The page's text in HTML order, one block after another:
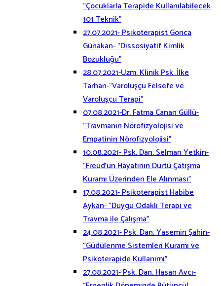
“Çocuklarla Terapide Kullanılabilecek
101 Teknik”
27.07.2021- Psikoterapist Gonca
Günakan- “Dissosiyatif Kimlik
Bozukluğu”
28.07.2021-Uzm. Klinik Psk. İlke
Tarhan-“Varoluşçu Felsefe ve
Varoluşçu Terapi”
07.08.2021-Dr. Fatma Canan Güllü-
“Travmanın Nörofizyolojisi ve
Empatinin Nörofizyolojisi”
10.08.2021- Psk. Dan. Selman Yetkin-
“Freud’un Hayatının Dürtü Çatışma
Kuramı Üzerinden Ele Alınması”
17.08.2021- Psikoterapist Habibe
Aykan- “Duygu Odaklı Terapi ve
Travma ile Çalışma”
24.08.2021- Psk. Dan. Yasemin Şahin-
“Güdülenme Sistemleri Kuramı ve
Psikoterapide Kullanımı”
27.08.2021- Psk. Dan. Hasan Avcı-